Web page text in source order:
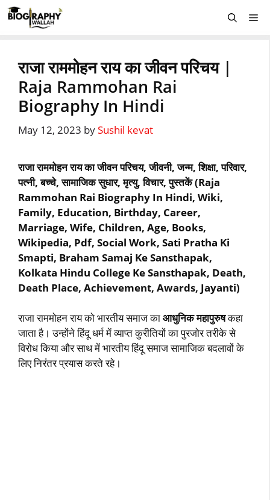
Skip
to
राजा राममोहन राय का जीवन परिचय |
Raja Rammohan Rai
Biography In Hindi
May 12, 2023 bySushil kevat
राजा राममोहन राय का जीवन परिचय, जीवनी, जन्म, शिक्षा, परिवार,
पत्नी, बच्चे, सामाजिक सुधार, मृत्यु, विचार, पुस्तकें (Raja
Rammohan Rai Biography In Hindi, Wiki,
Family, Education, Birthday, Career,
Marriage, Wife, Children, Age, Books,
Wikipedia, Pdf, Social Work, Sati Pratha Ki
Smapti, Braham Samaj Ke Sansthapak,
Kolkata Hindu College Ke Sansthapak, Death,
Death Place, Achievement, Awards, Jayanti)
राजा राममोहन राय को भारतीय समाज काआधुनिक महापुरुषकहा
जाता है। उन्होंने हिंदू धर्म में व्याप्त कुरीतियों का पुरजोर तरीके से
विरोध किया और साथ में भारतीय हिंदू समाज सामाजिक बदलावों के
लिए निरंतर प्रयास करते रहे।